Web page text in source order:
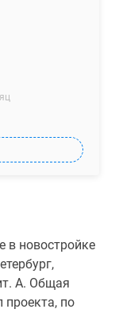
в новостройке
А. Общая
по